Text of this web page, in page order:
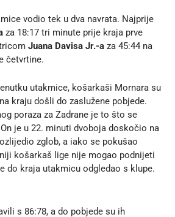
vodio tek u dva navrata. Najprije
za 18:17 tri minute prije kraja prve
Juana Davisa Jr.-a za 45:44 na
četvrtine.
utakmice, košarkaši Mornara su
kraju došli do zaslužene pobjede.
poraza za Zadrane je to što se
je u 22. minuti dvoboja doskočio na
zglob, a iako se pokušao
košarkaš lige nije mogao podnijeti
do kraja utakmicu odgledao s klupe.
s 86:78, a do pobjede su ih